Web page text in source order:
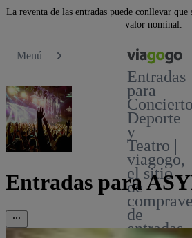
La reventa de las entradas puede conllevar
valor nominal.
Menú
Entradas
para
Deporte
y
Teatro |
viagogo,
el sitio
de
de
entradas
Entradas para